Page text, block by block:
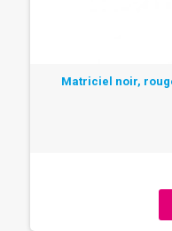
Matriciel noir, rouge